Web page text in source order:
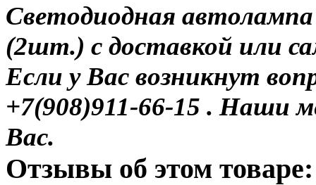
Светодиодная
(2шт.) с доставкой или
Если у Вас возникнут
+7(908)911-66-15 . Наши
Вас.
Отзывы об этом товаре: